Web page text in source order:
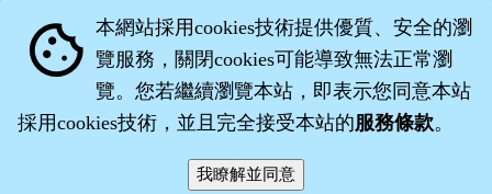
‧沈藥子©2008～2026
cookie 本網站採用cookies技術提供優質、安全的瀏
覽服務，關閉cookies可能導致無法正常瀏
覽。您若繼續瀏覽本站，即表示您同意本站
採用cookies技術，並且完全接受本站的服務條款。